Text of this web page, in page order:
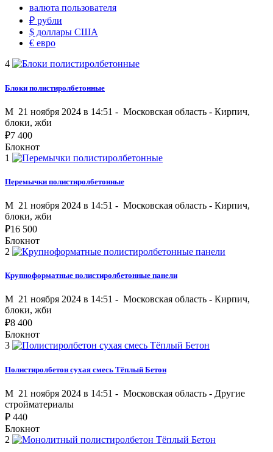
валюта пользователя
₽ рубли
$ доллары США
€ евро
4
Блоки полистиролбетонные
M 21 ноября 2024 в 14:51 - Московская область - Кирпич,
блоки, жби
₽7 400
Блокнот
1
Перемычки полистиролбетонные
M 21 ноября 2024 в 14:51 - Московская область - Кирпич,
блоки, жби
₽16 500
Блокнот
2
Крупноформатные полистиролбетонные панели
M 21 ноября 2024 в 14:51 - Московская область - Кирпич,
блоки, жби
₽8 400
Блокнот
3
Полистиролбетон сухая смесь Тёплый Бетон
M 21 ноября 2024 в 14:51 - Московская область - Другие
стройматериалы
₽ 440
Блокнот
2